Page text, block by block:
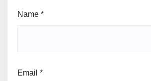
Name *
Email *